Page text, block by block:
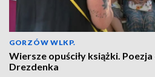
GORZÓW WLKP.
Wiersze opuściły książki.
Drezdenka